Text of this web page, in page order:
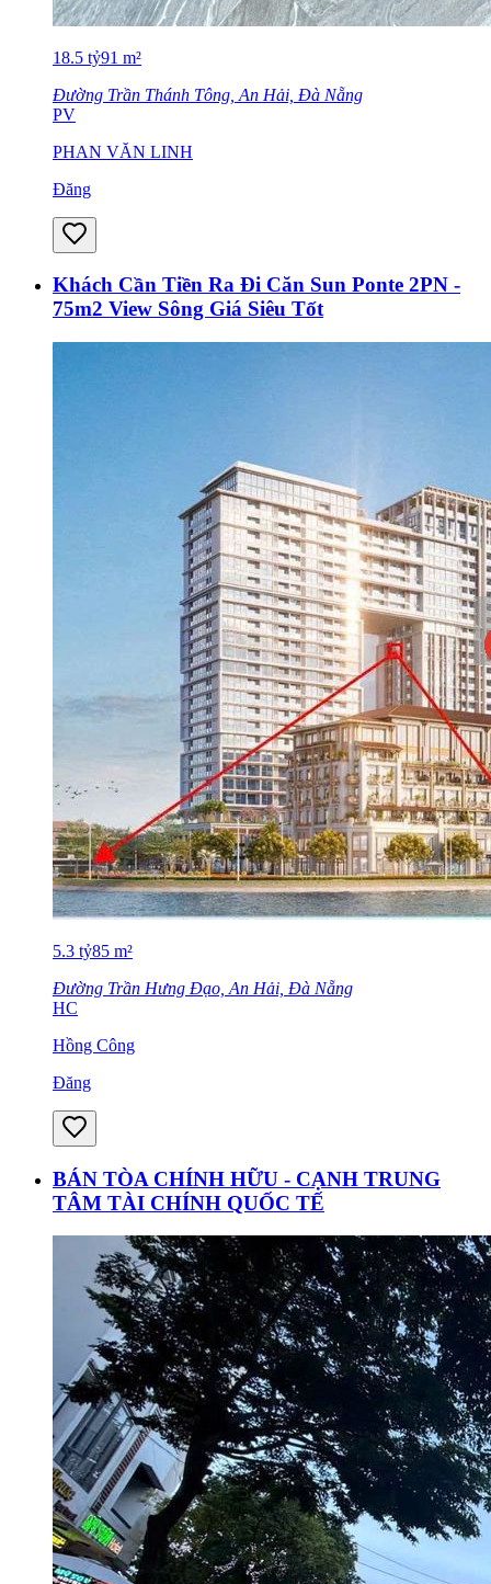
18.5 tỷ91 m²
Đường Trần Thánh Tông, An Hải, Đà Nẵng
PV
PHAN VĂN LINH
Đăng
Khách Cần Tiền Ra Đi Căn Sun Ponte 2PN -
75m2 View Sông Giá Siêu Tốt
5.3 tỷ85 m²
Đường Trần Hưng Đạo, An Hải, Đà Nẵng
HC
Hồng Công
Đăng
BÁN TÒA CHÍNH HỮU - CẠNH TRUNG
TÂM TÀI CHÍNH QUỐC TẾ